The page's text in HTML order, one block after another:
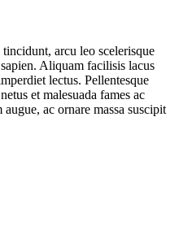
arcu leo scelerisque
Aliquam facilisis lacus
lectus. Pellentesque
et malesuada fames ac
ac ornare massa suscipit